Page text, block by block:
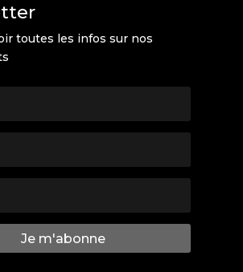
toutes les infos sur nos
Je m'abonne